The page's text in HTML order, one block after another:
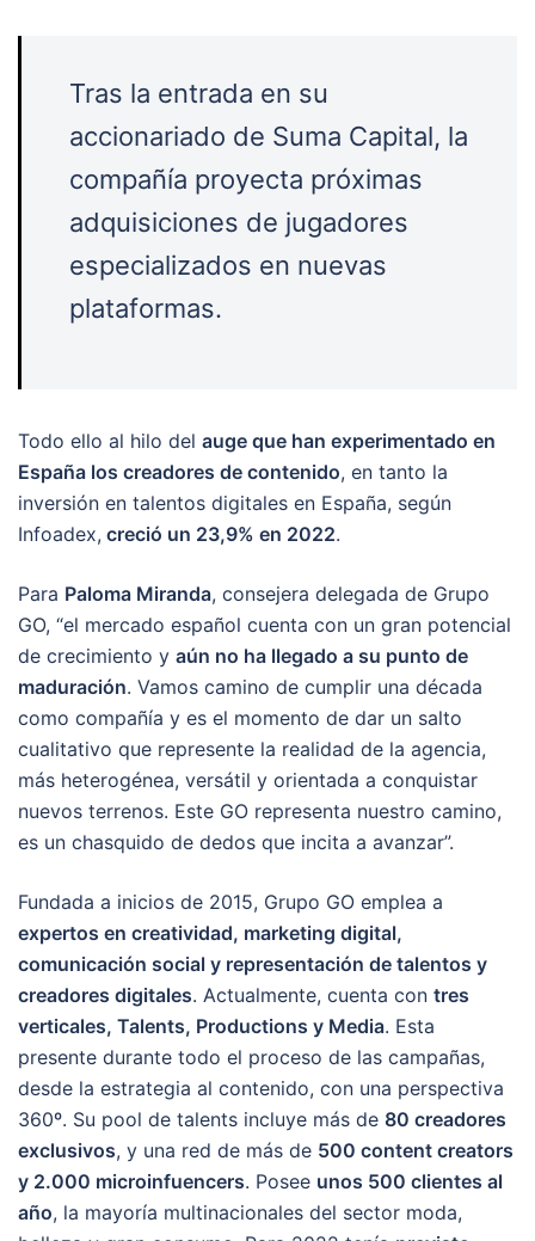
Tras la entrada en su
accionariado de Suma Capital, la
compañía proyecta próximas
adquisiciones de jugadores
especializados en nuevas
plataformas.
Todo ello al hilo del auge que han experimentado en
España los creadores de contenido, en tanto la
inversión en talentos digitales en España, según
Infoadex, creció un 23,9% en 2022.
Para Paloma Miranda, consejera delegada de Grupo
GO, “el mercado español cuenta con un gran potencial
de crecimiento y aún no ha llegado a su punto de
maduración. Vamos camino de cumplir una década
como compañía y es el momento de dar un salto
cualitativo que represente la realidad de la agencia,
más heterogénea, versátil y orientada a conquistar
nuevos terrenos. Este GO representa nuestro camino,
es un chasquido de dedos que incita a avanzar”.
Fundada a inicios de 2015, Grupo GO emplea a
expertos en creatividad, marketing digital,
comunicación social y representación de talentos y
creadores digitales. Actualmente, cuenta con tres
verticales, Talents, Productions y Media. Esta
presente durante todo el proceso de las campañas,
desde la estrategia al contenido, con una perspectiva
360º. Su pool de talents incluye más de 80 creadores
exclusivos, y una red de más de 500 content creators
y 2.000 microinfuencers. Posee unos 500 clientes al
año, la mayoría multinacionales del sector moda,